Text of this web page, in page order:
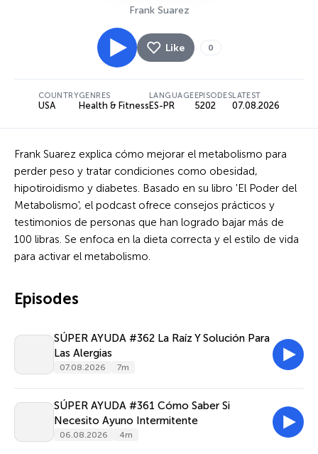
Frank Suarez
Like 0
COUNTRY
USA
GENRES
Health & Fitness
LANGUAGE
ES-PR
EPISODES
5202
LATEST
07.08.2026
Frank Suarez explica cómo mejorar el metabolismo para
perder peso y tratar condiciones como obesidad,
hipotiroidismo y diabetes. Basado en su libro 'El Poder del
Metabolismo', el podcast ofrece consejos prácticos y
testimonios de personas que han logrado bajar más de
100 libras. Se enfoca en la dieta correcta y el estilo de vida
para activar el metabolismo.
Episodes
SÚPER AYUDA #362 La Raíz Y Solución Para
Las Alergias
07.08.2026 7m
SÚPER AYUDA #361 Cómo Saber Si
Necesito Ayuno Intermitente
06.08.2026 4m